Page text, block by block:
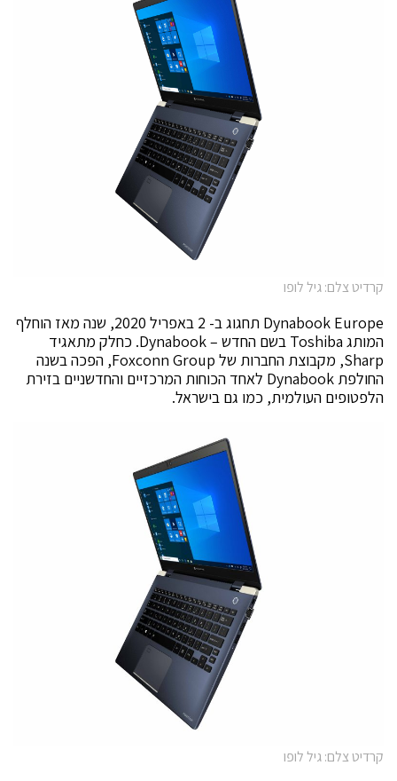
קרדיט צלם: גיל לופו
Dynabook Europe תחגוג ב- 2 באפריל 2020, שנה מאז הוחלף
המותג Toshiba בשם החדש – Dynabook. כחלק מתאגיד
Sharp, מקבוצת החברות של Foxconn Group, הפכה בשנה
החולפת Dynabook לאחד הכוחות המרכזיים והחדשניים בזירת
הלפטופים העולמית, כמו גם בישראל.
קרדיט צלם: גיל לופו